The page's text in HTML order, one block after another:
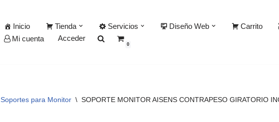
Inicio Tienda Servicios Diseño Web Carrito
Mi cuenta
Acceder
0
Soportes para Monitor \ SOPORTE MONITOR AISENS CONTRAPESO GIRATORIO